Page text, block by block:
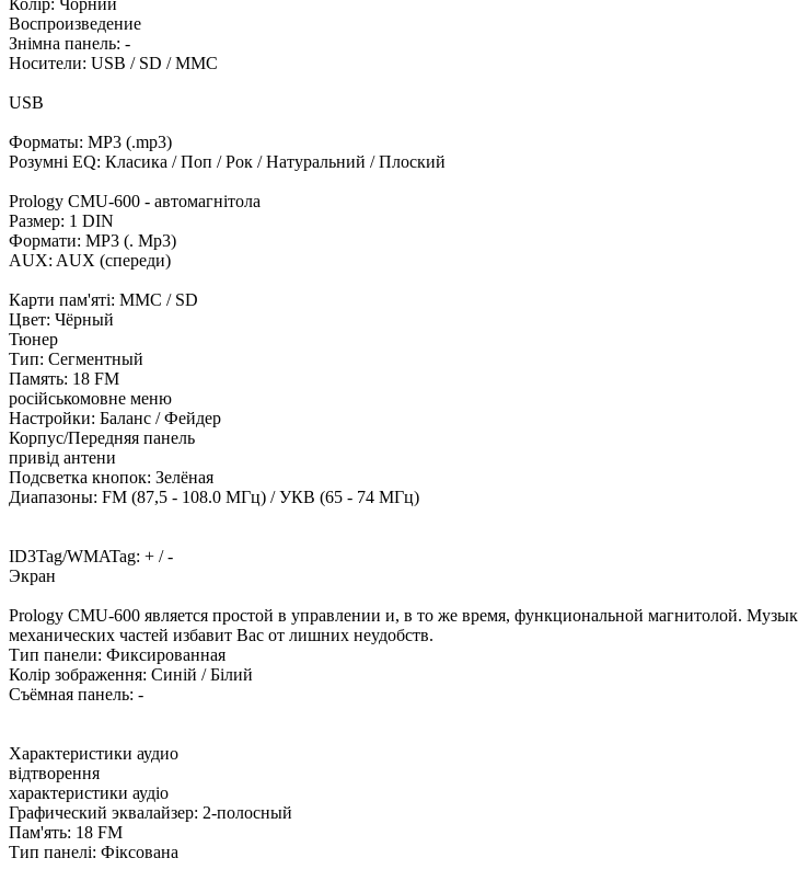
Колір: Чорний
Воспроизведение
Знімна панель: -
Носители: USB / SD / MMC
USB
Форматы: MP3 (.mp3)
Розумні EQ: Класика / Поп / Рок / Натуральний / Плоский
Prology CMU-600 - автомагнітола
Размер: 1 DIN
Формати: MP3 (. Mp3)
AUX: AUX (спереди)
Карти пам'яті: MMC / SD
Цвет: Чёрный
Тюнер
Тип: Сегментный
Память: 18 FM
російськомовне меню
Настройки: Баланс / Фейдер
Корпус/Передняя панель
привід антени
Подсветка кнопок: Зелёная
Диапазоны: FM (87,5 - 108.0 МГц) / УКВ (65 - 74 МГц)
ID3Tag/WMATag: + / -
Экран
Prology CMU-600 является простой в управлении и, в то же время, функциональной магнитолой.
механических частей избавит Вас от лишних неудобств.
Тип панели: Фиксированная
Колір зображення: Синій / Білий
Съёмная панель: -
Характеристики аудио
відтворення
характеристики аудіо
Графический эквалайзер: 2-полосный
Пам'ять: 18 FM
Тип панелі: Фіксована